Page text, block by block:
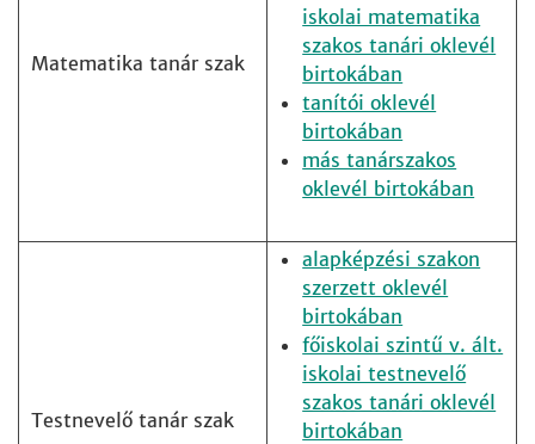
Matematika tanár szak
iskolai matematika
szakos tanári oklevél
birtokában
tanítói oklevél
birtokában
más tanárszakos
oklevél birtokában
Testnevelő tanár szak
alapképzési szakon
szerzett oklevél
birtokában
főiskolai szintű v. ált.
iskolai testnevelő
szakos tanári oklevél
birtokában